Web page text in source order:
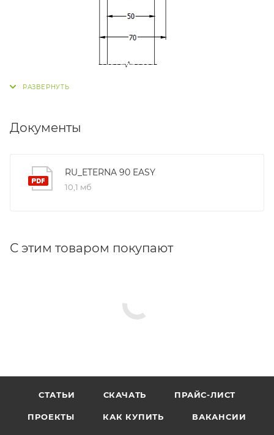
Документы
RU_ETERNA 90 EASY
10,1 мб
С этим товаром покупают
СТАТЬИ СКАЧАТЬ ПРАЙС-ЛИСТ
ПРОЕКТЫ КАК КУПИТЬ ВАКАНСИИ